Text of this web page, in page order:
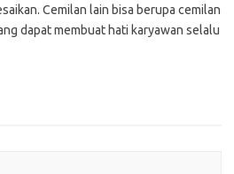
Cemilan lain bisa berupa cemilan
dapat membuat hati karyawan selalu